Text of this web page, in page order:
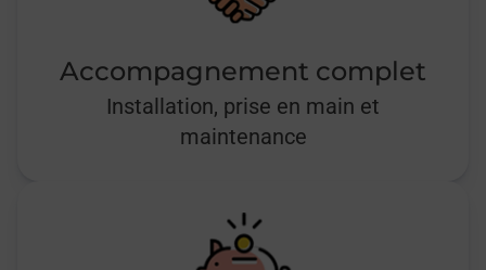
Accompagnement complet
Installation, prise en main et
maintenance